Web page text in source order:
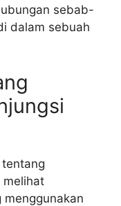
sebab-
dalam sebuah
melihat